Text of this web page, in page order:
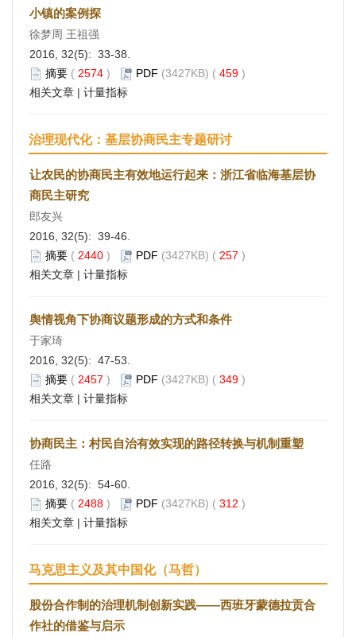
小镇的案例探
徐梦周 王祖强
2016, 32(5): 33-38.
摘要 ( 2574 ) PDF (3427KB) ( 459 )
相关文章 | 计量指标
治理现代化：基层协商民主专题研讨
让农民的协商民主有效地运行起来：浙江省临海基层协
商民主研究
郎友兴
2016, 32(5): 39-46.
摘要 ( 2440 ) PDF (3427KB) ( 257 )
相关文章 | 计量指标
舆情视角下协商议题形成的方式和条件
于家琦
2016, 32(5): 47-53.
摘要 ( 2457 ) PDF (3427KB) ( 349 )
相关文章 | 计量指标
协商民主：村民自治有效实现的路径转换与机制重塑
任路
2016, 32(5): 54-60.
摘要 ( 2488 ) PDF (3427KB) ( 312 )
相关文章 | 计量指标
马克思主义及其中国化（马哲）
股份合作制的治理机制创新实践——西班牙蒙德拉贡合
作社的借鉴与启示